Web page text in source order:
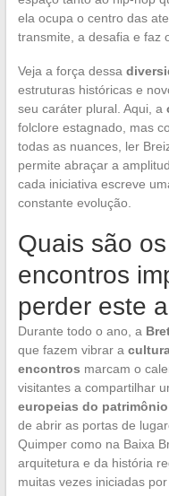
ela ocupa o centro das
transmite, a desafia e faz
Veja a força dessa
estruturas históricas e
seu caráter plural. Aqui, a
folclore estagnado, mas
todas as nuances, ler
permite abraçar a
cada iniciativa escreve
constante evolução.
Quais são
encontros
perder este
Durante todo o ano, a
que fazem vibrar a
encontros marcam o
visitantes a compartilhar
europeias do patrimônio
de abrir as portas de
Quimper como na Baixa
arquitetura e da história
muitas vezes iniciadas